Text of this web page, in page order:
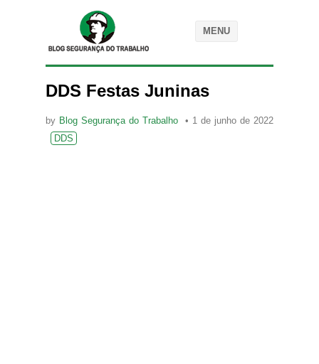
MENU
DDS Festas Juninas
by Blog Segurança do Trabalho
1 de junho de 2022
DDS